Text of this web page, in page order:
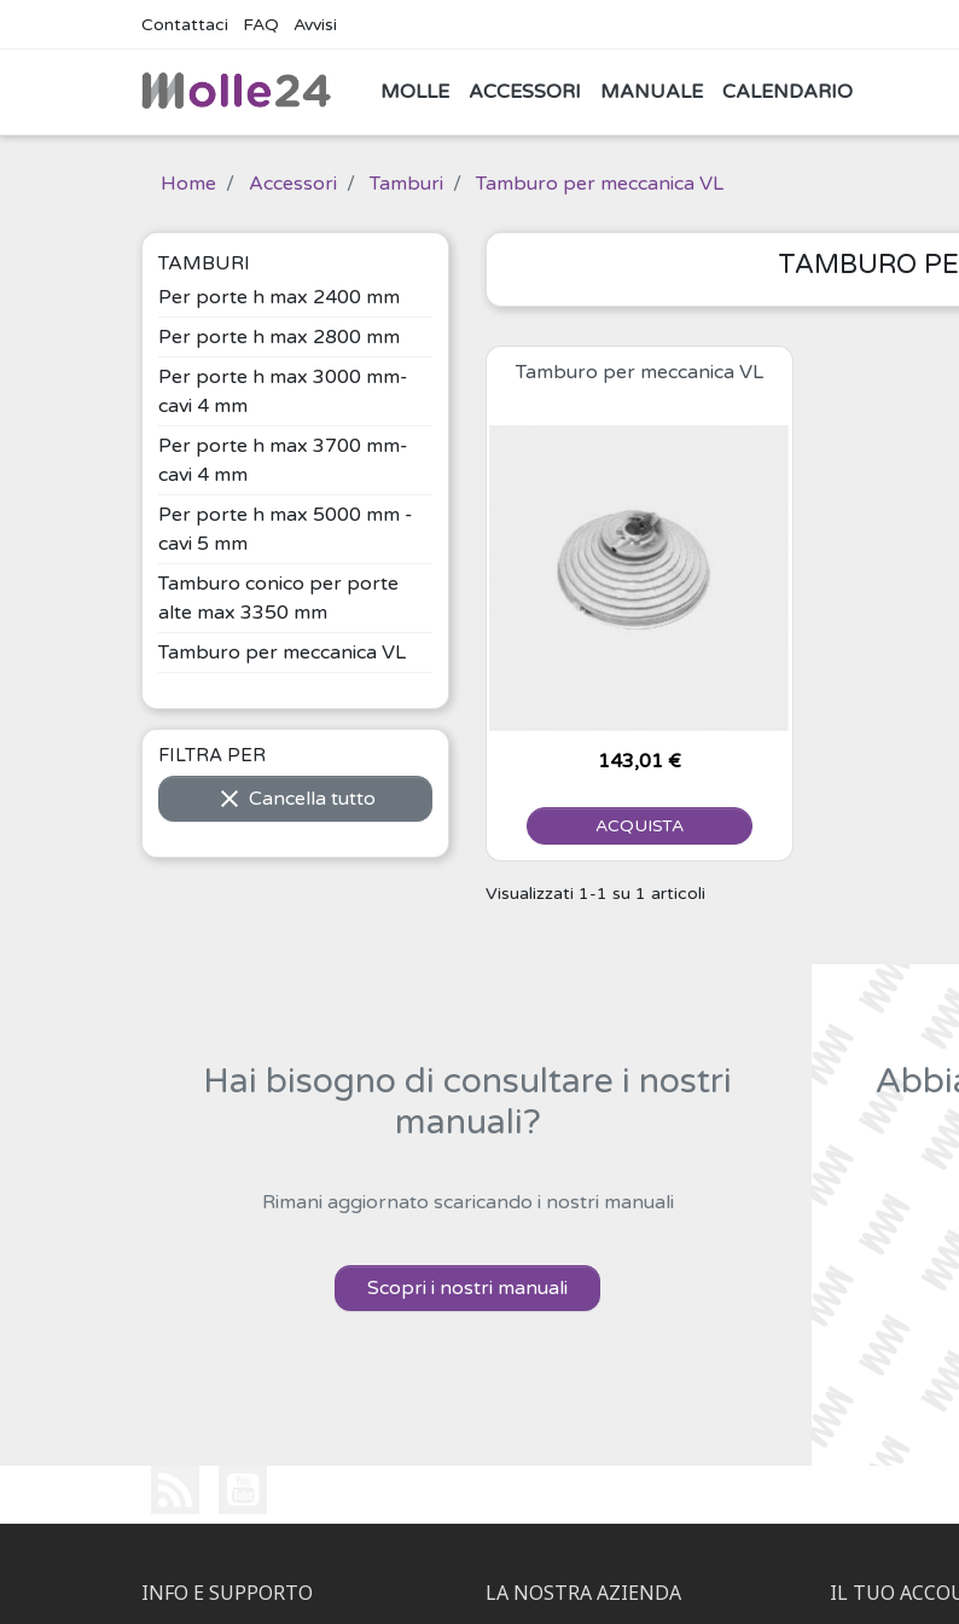
Contattaci FAQ Avvisi
MOLLE ACCESSORI MANUALE CALENDARIO
Home Accessori Tamburi Tamburo per meccanica VL
TAMBURI
Per porte h max 2400 mm
Per porte h max 2800 mm
Per porte h max 3000 mm-
cavi 4 mm
Per porte h max 3700 mm-
cavi 4 mm
Per porte h max 5000 mm -
cavi 5 mm
Tamburo conico per porte
alte max 3350 mm
Tamburo per meccanica VL
FILTRA PER
 Cancella tutto
TAMBURO
Tamburo per meccanica VL
Prezzo
143,01 €
ACQUISTA
Visualizzati 1-1 su 1 articoli
Hai bisogno di consultare i nostri
manuali?
Rimani aggiornato scaricando i nostri manuali
Scopri i nostri manuali
INFO E SUPPORTO LA NOSTRA AZIENDA IL TUO